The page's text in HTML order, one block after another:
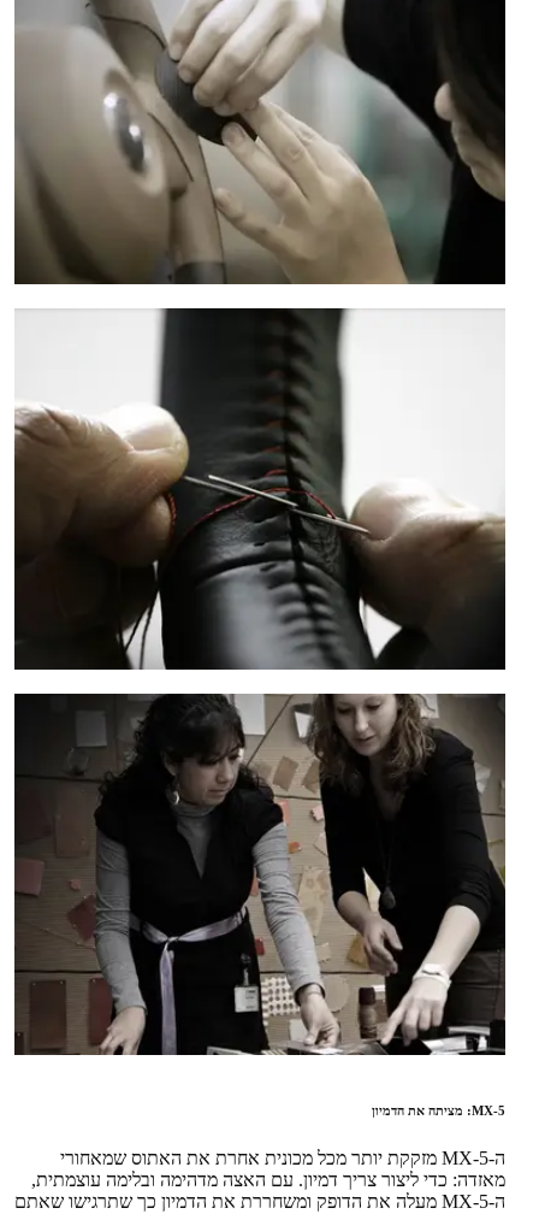
MX-5: מציתה את הדמיון
ה-MX-5 מזקקת יותר מכל מכונית אחרת את האתוס שמאחורי
מאזדה: כדי ליצור צריך דמיון. עם האצה מדהימה ובלימה עוצמתית,
ה-MX-5 מעלה את הדופק ומשחררת את הדמיון כך שתרגישו שאתם